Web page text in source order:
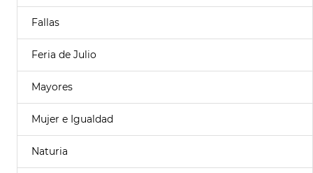
Fallas
Feria de Julio
Mayores
Mujer e Igualdad
Naturia